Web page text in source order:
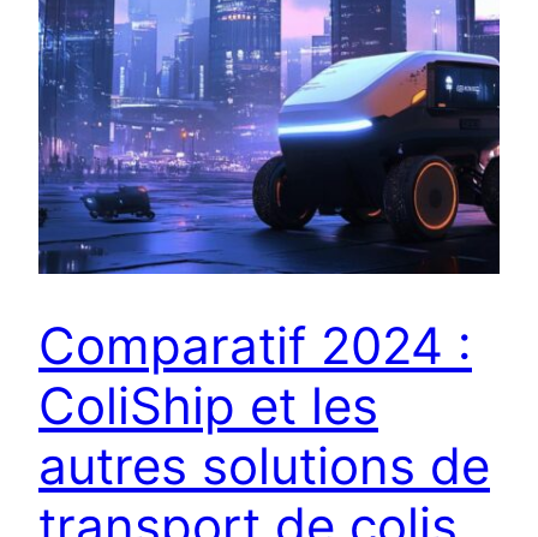
Comparatif 2024 :
ColiShip et les
autres solutions de